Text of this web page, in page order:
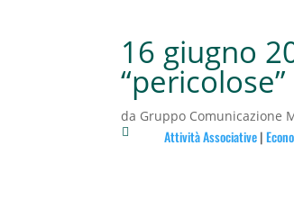
16 giugno
“pericolose”
da Gruppo Comunicazione
 Attività Associative|